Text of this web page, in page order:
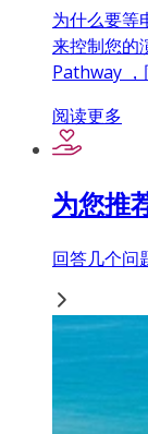
为什么要等
来控制您的
Pathway ，
阅读更多
为您推
回答几个问